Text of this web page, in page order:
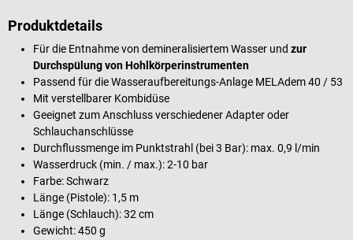
Produktdetails
Für die Entnahme von demineralisiertem Wasser und zur
Durchspülung von Hohlkörperinstrumenten
Passend für die Wasseraufbereitungs-Anlage MELAdem 40 / 53
Mit verstellbarer Kombidüse
Geeignet zum Anschluss verschiedener Adapter oder
Schlauchanschlüsse
Durchflussmenge im Punktstrahl (bei 3 Bar): max. 0,9 l/min
Wasserdruck (min. / max.): 2-10 bar
Farbe: Schwarz
Länge (Pistole): 1,5 m
Länge (Schlauch): 32 cm
Gewicht: 450 g